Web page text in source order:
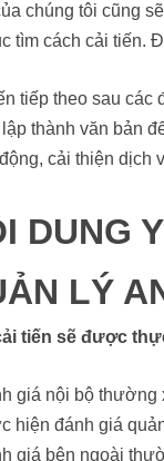
chúng tôi cũng
tìm cách cải tiến.
tiếp theo sau các
thành văn bản
cải thiện dịch
DUNG
LÝ
tiến sẽ được
giá nội bộ thường
hiện đánh giá
giá bên ngoài